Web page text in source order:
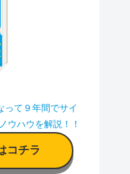
って９年間でサイ
ウハウを解説！！
コチラ